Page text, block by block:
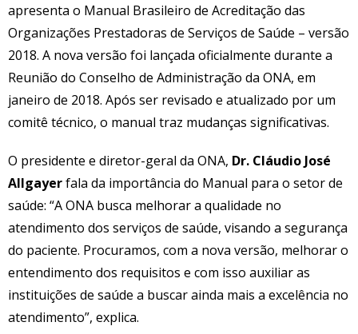
apresenta o Manual Brasileiro de Acreditação das
Organizações Prestadoras de Serviços de Saúde – versão
2018. A nova versão foi lançada oficialmente durante a
Reunião do Conselho de Administração da ONA, em
janeiro de 2018. Após ser revisado e atualizado por um
comitê técnico, o manual traz mudanças significativas.
O presidente e diretor-geral da ONA, Dr. Cláudio José
Allgayerfala da importância do Manual para o setor de
saúde: “A ONA busca melhorar a qualidade no
atendimento dos serviços de saúde, visando a segurança
do paciente. Procuramos, com a nova versão, melhorar o
entendimento dos requisitos e com isso auxiliar as
instituições de saúde a buscar ainda mais a excelência no
atendimento”, explica.